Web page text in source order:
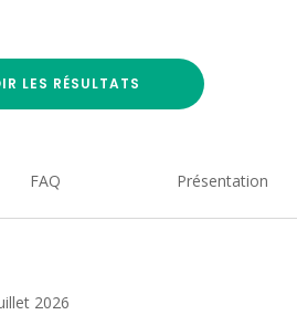
LES RÉSULTATS
FAQ Présentation
2026